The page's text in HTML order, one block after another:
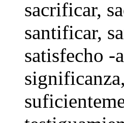
sacrificar,
santificar,
satisfecho -a
significanza,